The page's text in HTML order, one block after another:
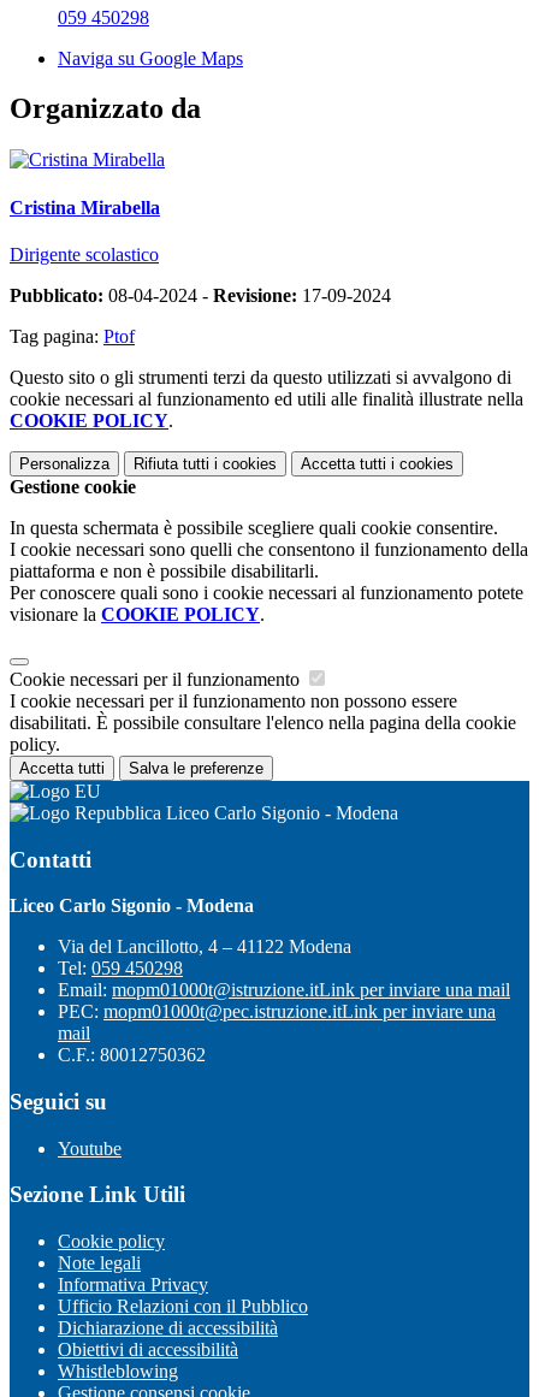
059 450298
Naviga su Google Maps
Organizzato da
Cristina Mirabella
Dirigente scolastico
Pubblicato: 08-04-2024 - Revisione: 17-09-2024
Tag pagina: Ptof
Questo sito o gli strumenti terzi da questo utilizzati si avvalgono di
cookie necessari al funzionamento ed utili alle finalità illustrate nella
COOKIE POLICY.
Personalizza Rifiuta tutti i cookies Accetta tutti i cookies
Gestione cookie
In questa schermata è possibile scegliere quali cookie consentire.
I cookie necessari sono quelli che consentono il funzionamento della
piattaforma e non è possibile disabilitarli.
Per conoscere quali sono i cookie necessari al funzionamento potete
visionare la COOKIE POLICY.
Cookie necessari per il funzionamento
I cookie necessari per il funzionamento non possono essere
disabilitati. È possibile consultare l'elenco nella pagina della cookie
policy.
Accetta tutti Salva le preferenze
Liceo Carlo Sigonio - Modena
Contatti
Liceo Carlo Sigonio - Modena
Via del Lancillotto, 4 – 41122 Modena
Tel: 059 450298
Email: mopm01000t@istruzione.itLink per inviare una mail
PEC: mopm01000t@pec.istruzione.itLink per inviare una
mail
C.F.: 80012750362
Seguici su
Youtube
Sezione Link Utili
Cookie policy
Note legali
Informativa Privacy
Ufficio Relazioni con il Pubblico
Dichiarazione di accessibilità
Obiettivi di accessibilità
Whistleblowing